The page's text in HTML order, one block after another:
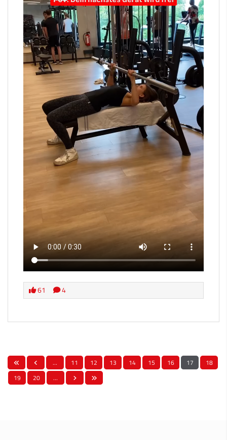
61 4
… 11 12 13 14 15 16 17
18
19
20 …